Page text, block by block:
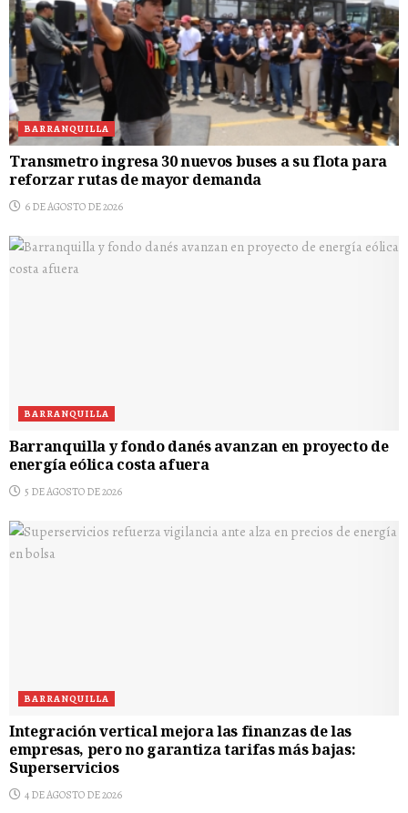
BARRANQUILLA
Transmetro ingresa 30 nuevos buses a su flota para
reforzar rutas de mayor demanda
6 DE AGOSTO DE 2026
BARRANQUILLA
Barranquilla y fondo danés avanzan en proyecto de
energía eólica costa afuera
5 DE AGOSTO DE 2026
BARRANQUILLA
Integración vertical mejora las finanzas de las
empresas, pero no garantiza tarifas más bajas:
Superservicios
4 DE AGOSTO DE 2026